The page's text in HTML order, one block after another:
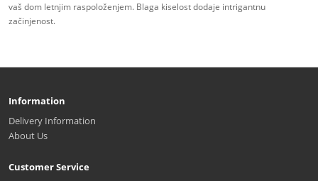
vaš dom letnjim raspoloženjem. Blaga kiselost dodaje intrigantnu
začinjenost.
Information
Delivery Information
About Us
Customer Service